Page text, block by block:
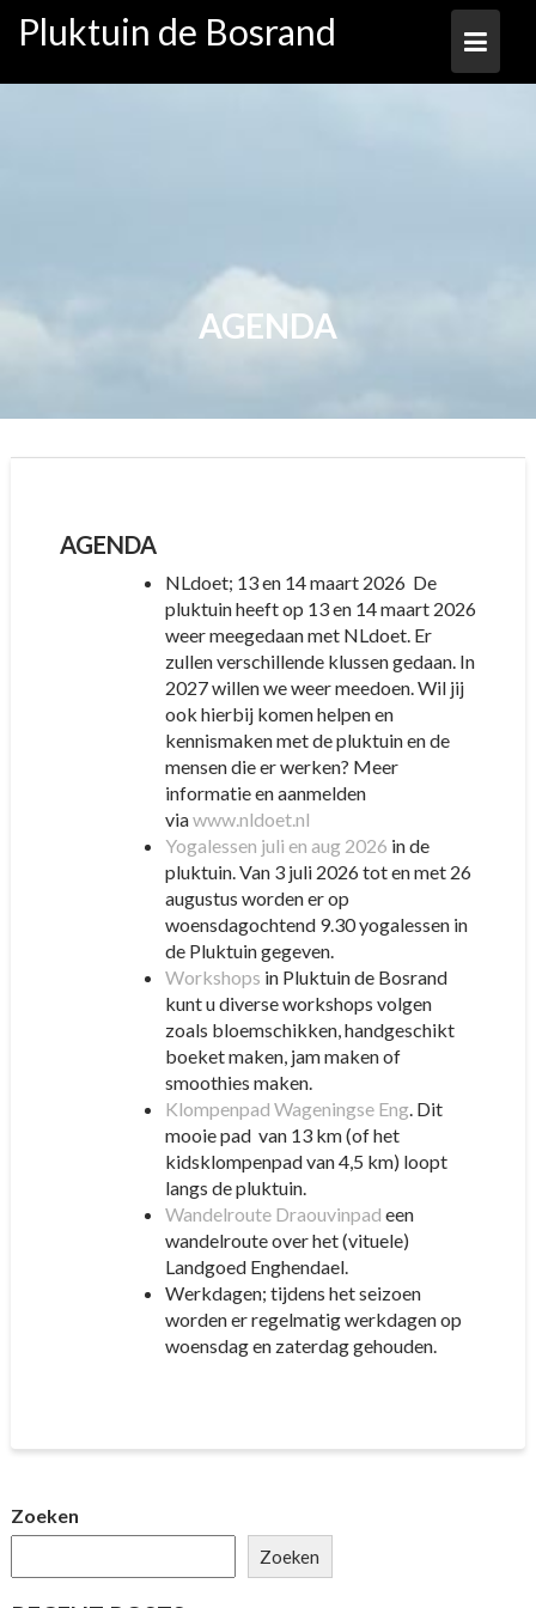
naar
inhoud
Pluktuin de Bosrand
AGENDA
AGENDA
NLdoet; 13 en 14 maart 2026 De
pluktuin heeft op 13 en 14 maart 2026
weer meegedaan met NLdoet. Er
zullen verschillende klussen gedaan. In
2027 willen we weer meedoen. Wil jij
ook hierbij komen helpen en
kennismaken met de pluktuin en de
mensen die er werken? Meer
informatie en aanmelden
viawww.nldoet.nl
Yogalessen juli en aug 2026 in de
pluktuin. Van 3 juli 2026 tot en met 26
augustus worden er op
woensdagochtend 9.30 yogalessen in
de Pluktuin gegeven.
Workshops in Pluktuin de Bosrand
kunt u diverse workshops volgen
zoals bloemschikken, handgeschikt
boeket maken, jam maken of
smoothies maken.
Klompenpad Wageningse Eng. Dit
mooie pad van 13 km (of het
kidsklompenpad van 4,5 km) loopt
langs de pluktuin.
Wandelroute Draouvinpad een
wandelroute over het (vituele)
Landgoed Enghendael.
Werkdagen; tijdens het seizoen
worden er regelmatig werkdagen op
woensdag en zaterdag gehouden.
Zoeken
Zoeken